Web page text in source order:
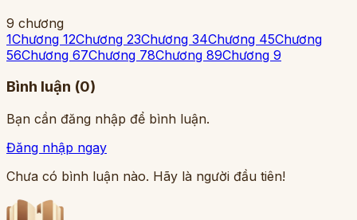
9 chương
1Chương 12Chương 23Chương 34Chương 45Chương
56Chương 67Chương 78Chương 89Chương 9
Bình luận (0)
Bạn cần đăng nhập để bình luận.
Đăng nhập ngay
Chưa có bình luận nào. Hãy là người đầu tiên!